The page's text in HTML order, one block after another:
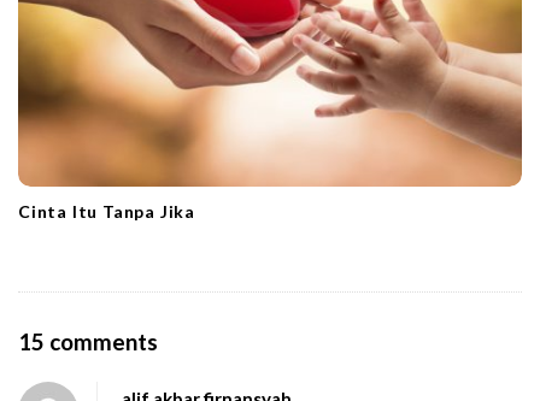
Cinta Itu Tanpa Jika
15 comments